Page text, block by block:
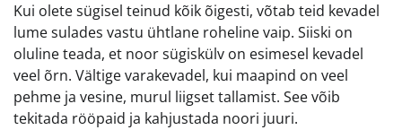
Kui olete sügisel teinud kõik õigesti, võtab teid kevadel
lume sulades vastu ühtlane roheline vaip. Siiski on
oluline teada, et noor sügiskülv on esimesel kevadel
veel õrn. Vältige varakevadel, kui maapind on veel
pehme ja vesine, murul liigset tallamist. See võib
tekitada rööpaid ja kahjustada noori juuri.